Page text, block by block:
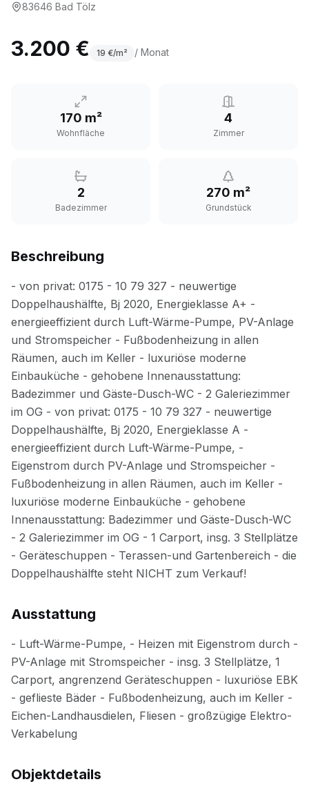
83646 Bad Tölz
3.200 € 19 €/m² / Monat
170 m²
Wohnfläche
4
Zimmer
2
Badezimmer
270 m²
Grundstück
Beschreibung
Ausstattung
Objektdetails